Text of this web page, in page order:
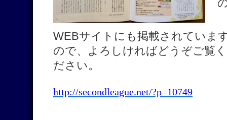
WEBサイトにも掲載されていま
ので、よろしければどうぞご覧く
ださい。
http://secondleague.net/?p=10749